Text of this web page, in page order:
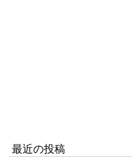
最近の投稿